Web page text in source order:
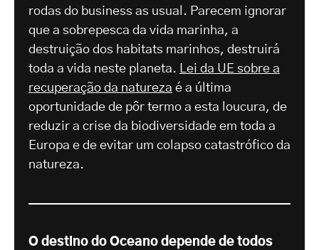
rodas do business as usual. Parecem ignorar
que a sobrepesca da vida marinha, a
destruição dos habitats marinhos, destruirá
toda a vida neste planeta. Lei da UE sobre a
recuperação da natureza é a última
oportunidade de pôr termo a esta loucura, de
reduzir a crise da biodiversidade em toda a
Europa e de evitar um colapso catastrófico da
natureza.
O destino do Oceano depende de todos